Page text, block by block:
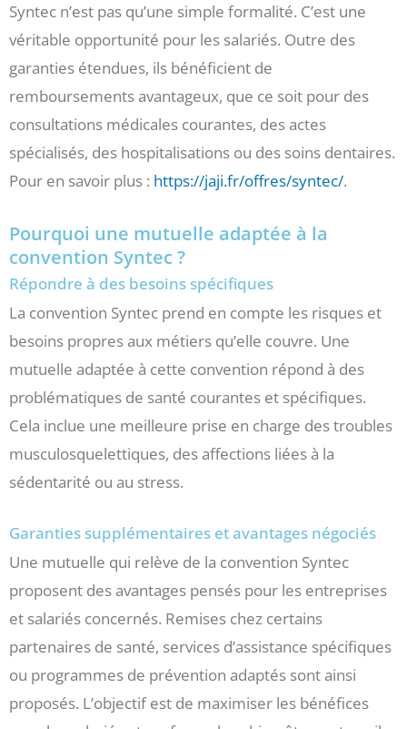
Syntec n’est pas qu’une simple formalité. C’est une
véritable opportunité pour les salariés. Outre des
garanties étendues, ils bénéficient de
remboursements avantageux, que ce soit pour des
consultations médicales courantes, des actes
spécialisés, des hospitalisations ou des soins dentaires.
Pour en savoir plus : https://jaji.fr/offres/syntec/.
Pourquoi une mutuelle adaptée à la
convention Syntec ?
Répondre à des besoins spécifiques
La convention Syntec prend en compte les risques et
besoins propres aux métiers qu’elle couvre. Une
mutuelle adaptée à cette convention répond à des
problématiques de santé courantes et spécifiques.
Cela inclue une meilleure prise en charge des troubles
musculosquelettiques, des affections liées à la
sédentarité ou au stress.
Garanties supplémentaires et avantages négociés
Une mutuelle qui relève de la convention Syntec
proposent des avantages pensés pour les entreprises
et salariés concernés. Remises chez certains
partenaires de santé, services d’assistance spécifiques
ou programmes de prévention adaptés sont ainsi
proposés. L’objectif est de maximiser les bénéfices